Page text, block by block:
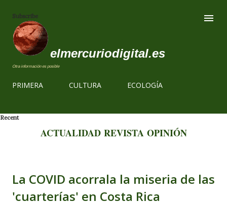
Subscribe
elmercuriodigital.es
Otra información es posible
PRIMERA CULTURA ECOLOGÍA
Recent
ACTUALIDAD REVISTA OPINIÓN
La COVID acorrala la miseria de las
'cuarterías' en Costa Rica